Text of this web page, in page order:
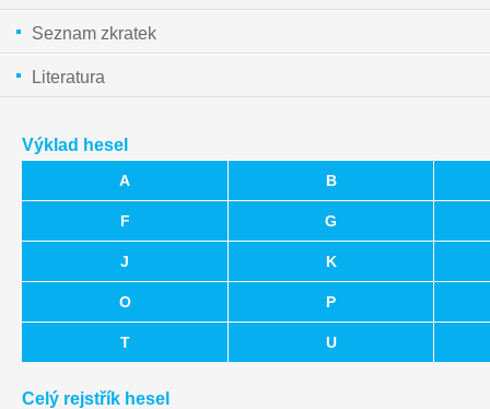
Seznam zkratek
Literatura
Výklad hesel
A B
F G
J K
O P
T U
Celý rejstřík hesel